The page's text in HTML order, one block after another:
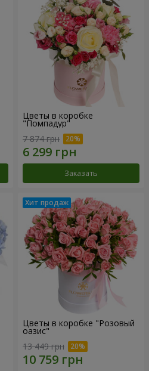
Цветы в коробке
"Помпадур"
7 874 грн
Заказать
Цветы в коробке "Розовый
оазис"
13 449 грн